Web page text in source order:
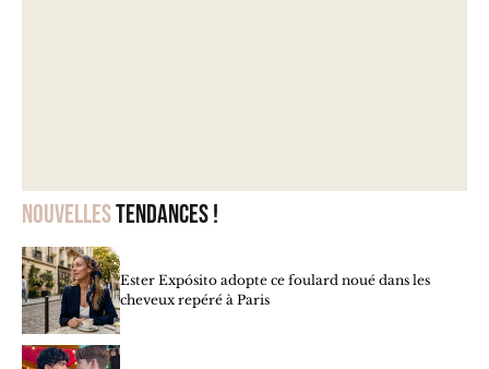
Nouvellestendances !
Ester Expósito adopte ce foulard noué dans les
cheveux repéré à Paris